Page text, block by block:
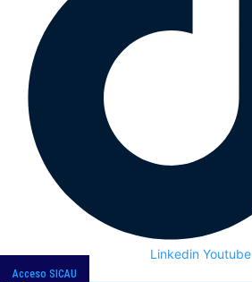
Linkedin Youtube
Acceso SICAU